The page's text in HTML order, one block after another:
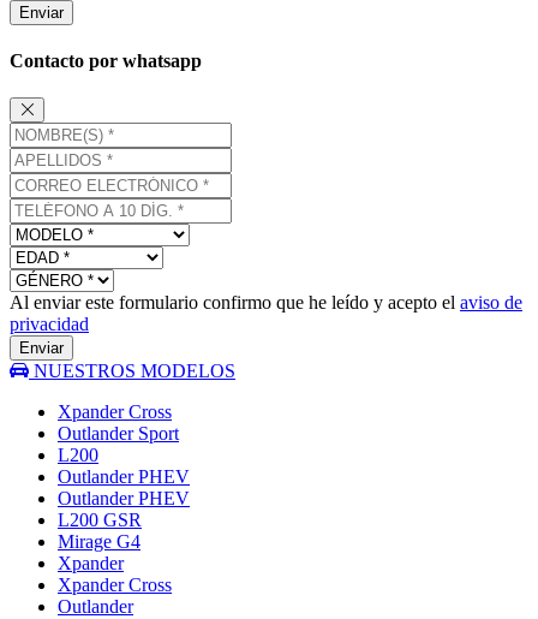
Enviar
Contacto por whatsapp
Al enviar este formulario confirmo que he leído y acepto el aviso de
privacidad
Enviar
NUESTROS MODELOS
Xpander Cross
Outlander Sport
L200
Outlander PHEV
Outlander PHEV
L200 GSR
Mirage G4
Xpander
Xpander Cross
Outlander